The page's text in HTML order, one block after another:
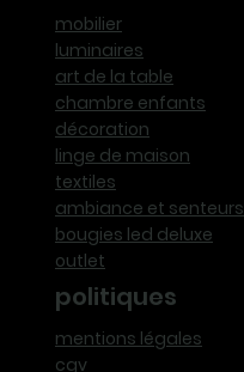
mobilier
luminaires
art de la table
chambre enfants
décoration
linge de maison
textiles
ambiance et senteurs
bougies led deluxe
outlet
politiques
mentions légales
cgv